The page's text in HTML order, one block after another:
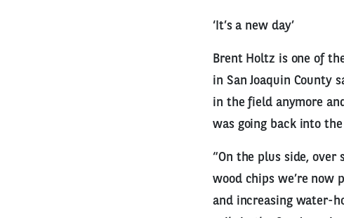
‘It’s a new day’
Brent Holtz is one of
in San Joaquin County
in the field anymore
was going back into
“On the plus side, over
wood chips we’re now
and increasing water-